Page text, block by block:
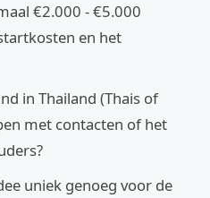
€2.000 - €5.000
en het
in Thailand (Thais of
met contacten of het
uniek genoeg voor de